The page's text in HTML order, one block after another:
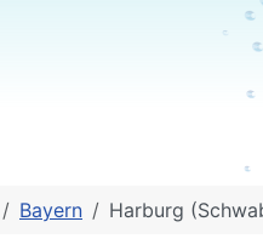
Bayern Harburg